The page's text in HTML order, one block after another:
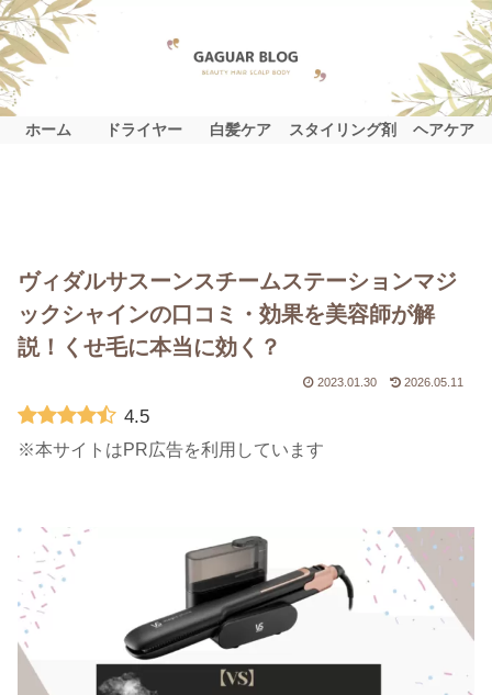
ホーム ドライヤー 白髪ケア スタイリング剤 ヘアケア
ヴィダルサスーンスチームステーションマジ
ックシャインの口コミ・効果を美容師が解
説！くせ毛に本当に効く？
2023.01.30 2026.05.11
4.5
※本サイトはPR広告を利用しています